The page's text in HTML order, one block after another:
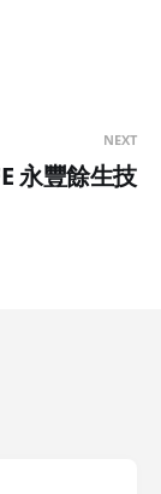
NEXT
永豐餘生技